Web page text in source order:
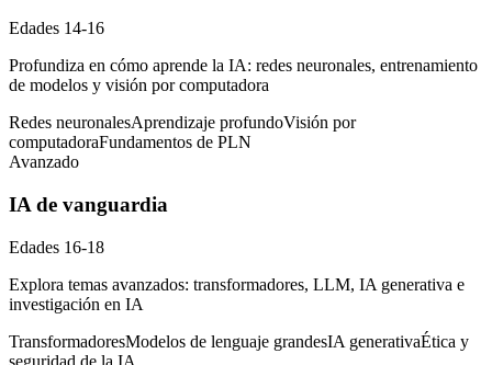
Edades 14-16
Profundiza en cómo aprende la IA: redes neuronales, entrenamiento
de modelos y visión por computadora
Redes neuronalesAprendizaje profundoVisión por
computadoraFundamentos de PLN
Avanzado
IA de vanguardia
Edades 16-18
Explora temas avanzados: transformadores, LLM, IA generativa e
investigación en IA
TransformadoresModelos de lenguaje grandesIA generativaÉtica y
seguridad de la IA